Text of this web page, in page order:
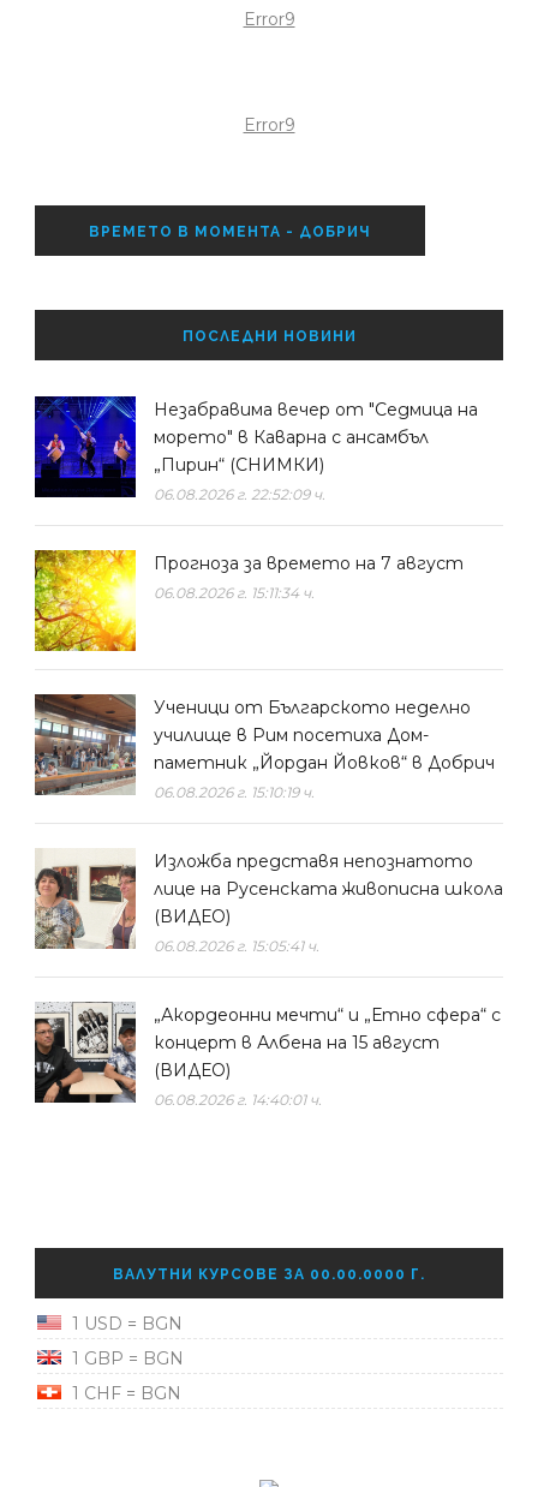
Error9
Error9
ВРЕМЕТО В МОМЕНТА - ДОБРИЧ
ПОСЛЕДНИ НОВИНИ
Незабравима вечер от "Седмица на
морето" в Каварна с ансамбъл
„Пирин“ (СНИМКИ)
06.08.2026 г. 22:52:09 ч.
Прогноза за времето на 7 август
06.08.2026 г. 15:11:34 ч.
Ученици от Българското неделно
училище в Рим посетиха Дом-
паметник „Йордан Йовков“ в Добрич
06.08.2026 г. 15:10:19 ч.
Изложба представя непознатото
лице на Русенската живописна школа
(ВИДЕО)
06.08.2026 г. 15:05:41 ч.
„Акордеонни мечти“ и „Етно сфера“ с
концерт в Албена на 15 август
(ВИДЕО)
06.08.2026 г. 14:40:01 ч.
ВАЛУТНИ КУРСОВЕ ЗА 00.00.0000 Г.
1 USD = BGN
1 GBP = BGN
1 CHF = BGN